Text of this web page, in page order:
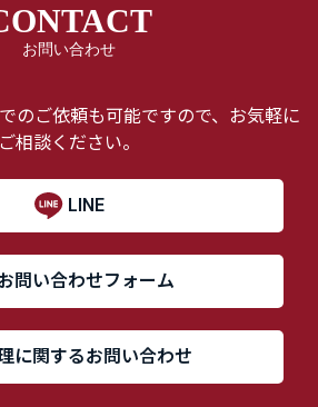
お問い合わせ
のご依頼も可能ですので、お気軽に
ご相談ください。
LINE
問い合わせフォーム
に関するお問い合わせ